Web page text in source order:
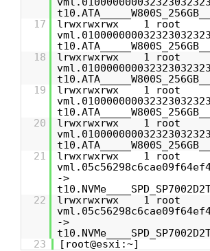
17
lrwxrwxrwx 1
18
lrwxrwxrwx 1
19
lrwxrwxrwx 1
20
lrwxrwxrwx 1
21
lrwxrwxrwx 1
->
22
lrwxrwxrwx 1
->
23
[root@esxi:~]